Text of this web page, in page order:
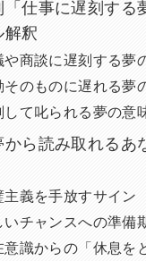
「仕事に遅刻する
解釈
や商談に遅刻する夢
そのものに遅れる夢
して叱られる夢の意
から読み取れるあ
主義を手放すサイン
いチャンスへの準備
意識からの「休息を